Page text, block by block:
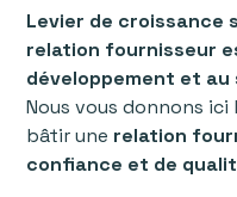
Levier de croissance
relation fournisseur
développement et
Nous vous donnons ici
bâtir une relation
confiance et de